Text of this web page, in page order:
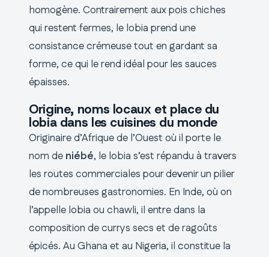
homogène. Contrairement aux pois chiches
qui restent fermes, le lobia prend une
consistance crémeuse tout en gardant sa
forme, ce qui le rend idéal pour les sauces
épaisses.
Origine, noms locaux et place du
lobia dans les cuisines du monde
Originaire d’Afrique de l’Ouest où il porte le
nom de niébé, le lobia s’est répandu à travers
les routes commerciales pour devenir un pilier
de nombreuses gastronomies. En Inde, où on
l’appelle lobia ou chawli, il entre dans la
composition de currys secs et de ragoûts
épicés. Au Ghana et au Nigeria, il constitue la